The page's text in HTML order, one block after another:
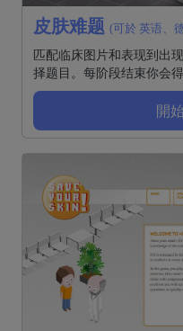
皮肤难题 (可於 英语、
匹配临床图片和表现到出
择题目。每阶段结束你会
開